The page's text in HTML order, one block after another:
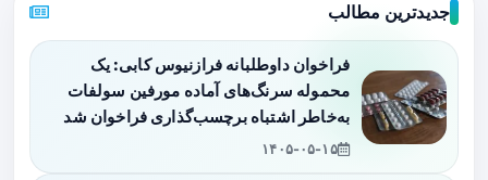
جدیدترین مطالب
فراخوان داوطلبانه فرازنیوس کابی: یک
محموله سرنگ‌های آماده مورفین سولفات
به‌خاطر اشتباه برچسب‌گذاری فراخوان شد
۱۴۰۵-۰۵-۱۵